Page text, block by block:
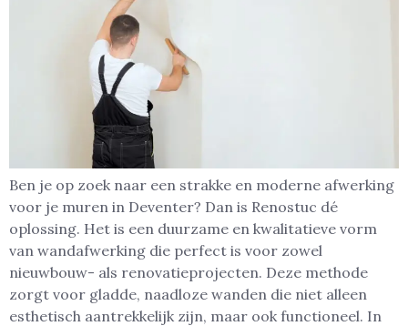
Ben je op zoek naar een strakke en moderne afwerking
voor je muren in Deventer? Dan is Renostuc dé
oplossing. Het is een duurzame en kwalitatieve vorm
van wandafwerking die perfect is voor zowel
nieuwbouw- als renovatieprojecten. Deze methode
zorgt voor gladde, naadloze wanden die niet alleen
esthetisch aantrekkelijk zijn, maar ook functioneel. In